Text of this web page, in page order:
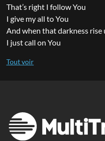
That’s right I follow You
I give my all to You
And when that darkness rise
I just call on You